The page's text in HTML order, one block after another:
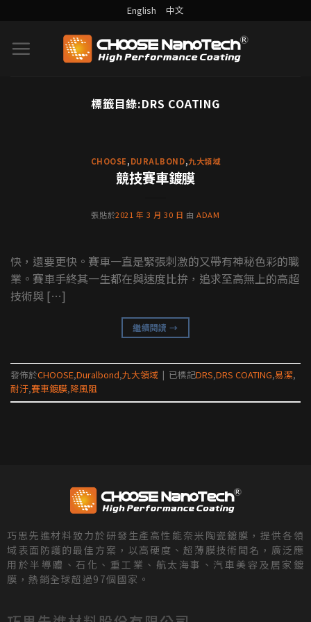
English 中文
標籤目錄:DRS COATING
背後功臣就是藝術裝置鍍膜
當中有21座是羅 [...] [...]
CHOOSE,DURALBOND,九大領域
競技賽車鍍膜
張貼於2021 年 3 月 30 日 由ADAM
快，還要更快。賽車一直是緊張刺激的又帶有神秘色彩的職
業。賽車手終其一生都在與速度比拚，追求至高無上的高超
技術與 […]
繼續閱讀→
發佈於CHOOSE,Duralbond,九大領域 | 已標記DRS,DRS COATING,易潔,
耐汙,賽車鍍膜,降風阻
巧思先進材料致力於研發生產高性能奈米陶瓷鍍膜，提供各領
域表面防護的最佳方案，以高硬度、超薄膜技術聞名，廣泛應
用於半導體、石化、重工業、航太海事、汽車美容及居家鍍
膜，熱銷全球超過97個國家。